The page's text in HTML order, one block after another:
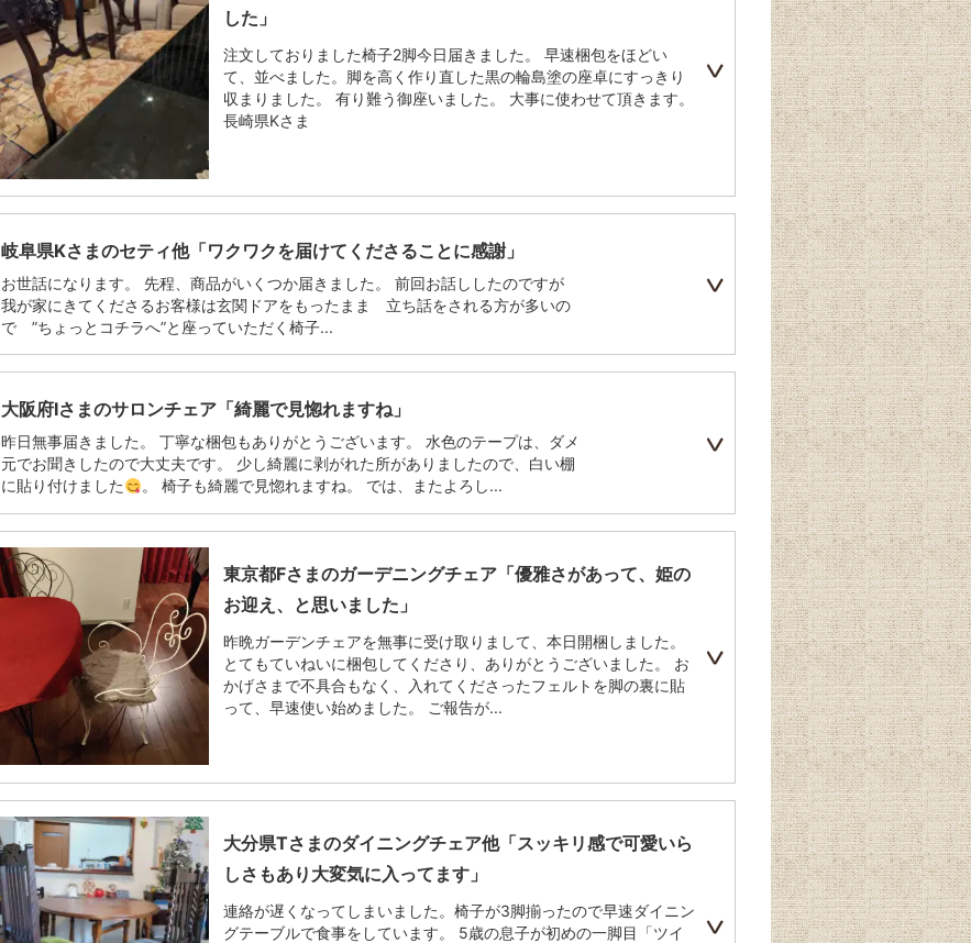
した」
注文しておりました椅子2脚今日届きました。 早速梱包をほどい
て、並べました。脚を高く作り直した黒の輪島塗の座卓にすっきり
収まりました。 有り難う御座いました。 大事に使わせて頂きます。
長崎県Kさま
岐阜県Kさまのセティ他「ワクワクを届けてくださることに感謝」
お世話になります。 先程、商品がいくつか届きました。 前回お話ししたのですが
我が家にきてくださるお客様は玄関ドアをもったまま 立ち話をされる方が多いの
で ”ちょっとコチラへ”と座っていただく椅子...
大阪府Iさまのサロンチェア「綺麗で見惚れますね」
昨日無事届きました。 丁寧な梱包もありがとうございます。 水色のテープは、ダメ
元でお聞きしたので大丈夫です。 少し綺麗に剥がれた所がありましたので、白い棚
に貼り付けました
。 椅子も綺麗で見惚れますね。 では、またよろし...
東京都Fさまのガーデニングチェア「優雅さがあって、姫の
お迎え、と思いました」
昨晩ガーデンチェアを無事に受け取りまして、本日開梱しました。
とてもていねいに梱包してくださり、ありがとうございました。 お
かげさまで不具合もなく、入れてくださったフェルトを脚の裏に貼
って、早速使い始めました。 ご報告が...
大分県Tさまのダイニングチェア他「スッキリ感で可愛いら
しさもあり大変気に入ってます」
連絡が遅くなってしまいました。椅子が3脚揃ったので早速ダイニン
グテーブルで食事をしています。 5歳の息子が初めの一脚目「ツイ